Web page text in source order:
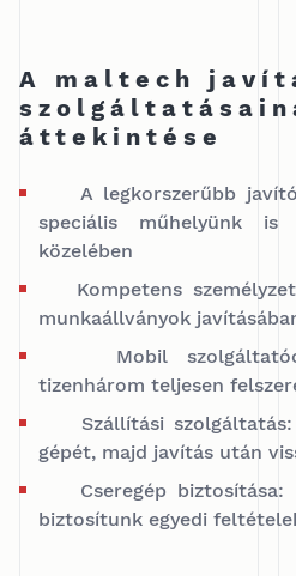
A maltech
áttekintése
A legkorszerűbb
speciális műhelyünk
közelében
Kompetens
munkaállványok
Mobil
tizenhárom teljesen
Szállítási szolgáltatás:
gépét, majd javítás után
Cseregép biztosítása:
biztosítunk egyedi